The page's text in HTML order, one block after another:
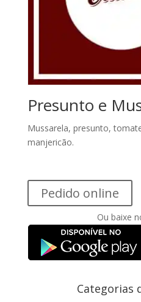
Presunto e
Mussarela, presunto,
manjericão.
Pedido online
Ou baixe
Categorias